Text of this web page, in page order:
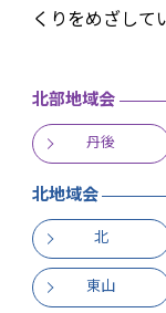
くりをめざして
北部地域会
丹後
北地域会
北
東山